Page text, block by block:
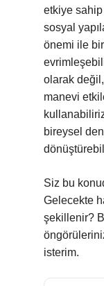
etkiye
sosyal
önemi ile
olarak
manevi
bireysel
Siz bu
Gelecekte
şekillenir?
isterim.